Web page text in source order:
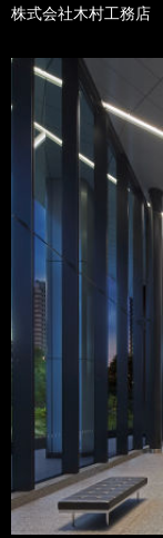
株式会社木村工務店